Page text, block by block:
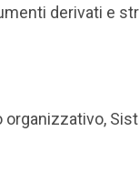
derivati e